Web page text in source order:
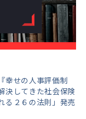
幸せの人事評価制
決してきた社会保険
る２６の法則」発売